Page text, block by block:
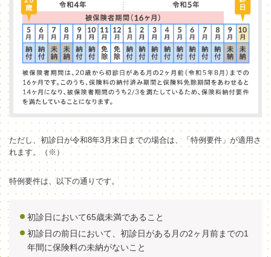
ただし、初診日が令和8年3月末日までの場合は、「特例要件」が適用さ
れます。（※）
特例要件は、以下の通りです。
初診日において65歳未満であること
初診日の前日において、初診日がある月の2ヶ月前までの1
年間に保険料の未納がないこと